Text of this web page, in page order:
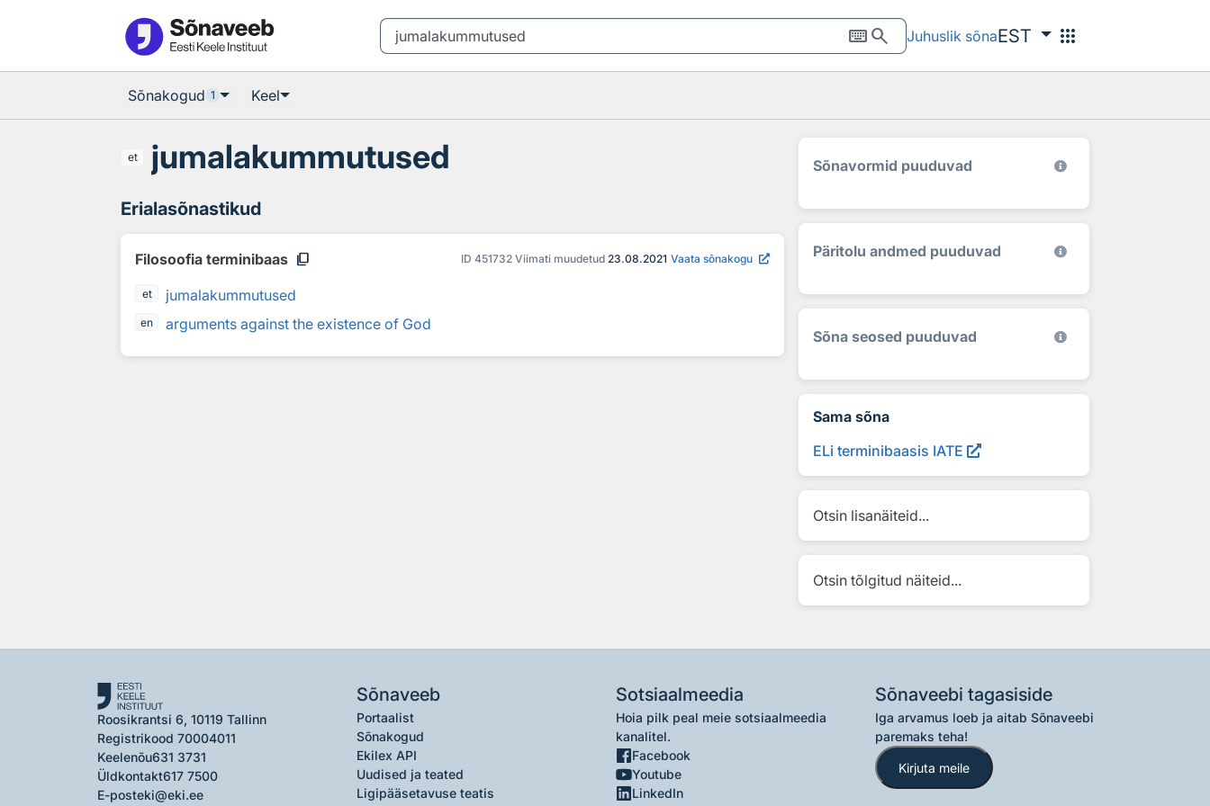
keyboardsearch Juhuslik sõnaEST apps
Sõnakogud 1 Keel
et jumalakummutused
Erialasõnastikud
Filosoofia terminibaas content_copy ID 451732 Viimati muudetud 23.08.2021 Vaata sõnakogu
et jumalakummutused
en arguments against the existence of God
Sõnavormid puuduvad
Päritolu andmed puuduvad
Sõna seosed puuduvad
Sama sõna
ELi terminibaasis IATE
Otsin lisanäiteid...
Otsin tõlgitud näiteid...
Roosikrantsi 6, 10119 Tallinn
Registrikood 70004011
Keelenõu631 3731
Üldkontakt617 7500
E-posteki@eki.ee
Sõnaveeb
Portaalist
Sõnakogud
Ekilex API
Uudised ja teated
Ligipääsetavuse teatis
Sotsiaalmeedia
Hoia pilk peal meie sotsiaalmeedia
kanalitel.
Facebook
Youtube
LinkedIn
Sõnaveebi tagasiside
Iga arvamus loeb ja aitab Sõnaveebi
paremaks teha!
Kirjuta meile